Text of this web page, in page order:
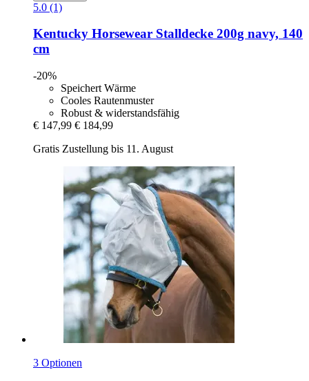
5.0 (1)
Kentucky Horsewear Stalldecke 200g navy, 140
cm
-20%
Speichert Wärme
Cooles Rautenmuster
Robust & widerstandsfähig
€ 147,99 € 184,99
Gratis Zustellung bis 11. August
3 Optionen